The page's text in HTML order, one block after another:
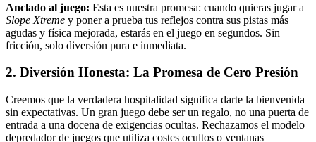
Anclado al juego: Esta es nuestra promesa: cuando quieras jugar a
Slope Xtreme y poner a prueba tus reflejos contra sus pistas más
agudas y física mejorada, estarás en el juego en segundos. Sin
fricción, solo diversión pura e inmediata.
2. Diversión Honesta: La Promesa de Cero Presión
Creemos que la verdadera hospitalidad significa darte la bienvenida
sin expectativas. Un gran juego debe ser un regalo, no una puerta de
entrada a una docena de exigencias ocultas. Rechazamos el modelo
depredador de juegos que utiliza costes ocultos o ventanas